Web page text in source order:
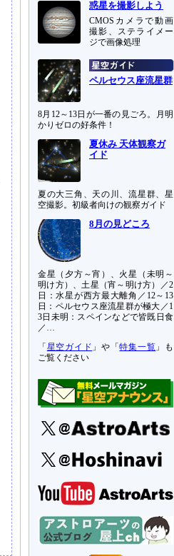
惑星を撮影しよう
CMOSカメラで動画
撮影、ステライメー
ジで画像処理
ペルセウス座流星群
8月12～13日が一番の見ごろ。月明
かりゼロの好条件！
夏休み 天体観察ガ
イド
夏の大三角、天の川、流星群、星
空撮影。初級者向けの観察ガイド
8月の見どころ
金星（夕方～宵）、火星（未明～
明け方）、土星（宵～明け方）／2
日：水星が西方最大離角／12～13
日：ペルセウス座流星群が極大／1
3日未明：スペインなどで皆既日食
／…
「 星空ガイド 」や「特集一覧 」も
ご覧ください